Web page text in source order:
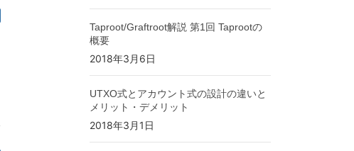
Taproot/Graftroot解説 第1回 Taprootの
概要
2018年3月6日
UTXO式とアカウント式の設計の違いと
メリット・デメリット
2018年3月1日